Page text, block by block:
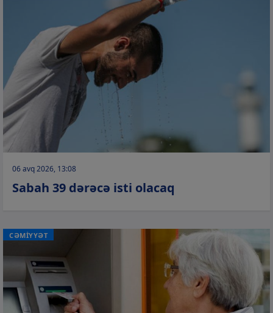
06 avq 2026, 13:08
Sabah 39 dərəcə isti olacaq
CƏMİYYƏT